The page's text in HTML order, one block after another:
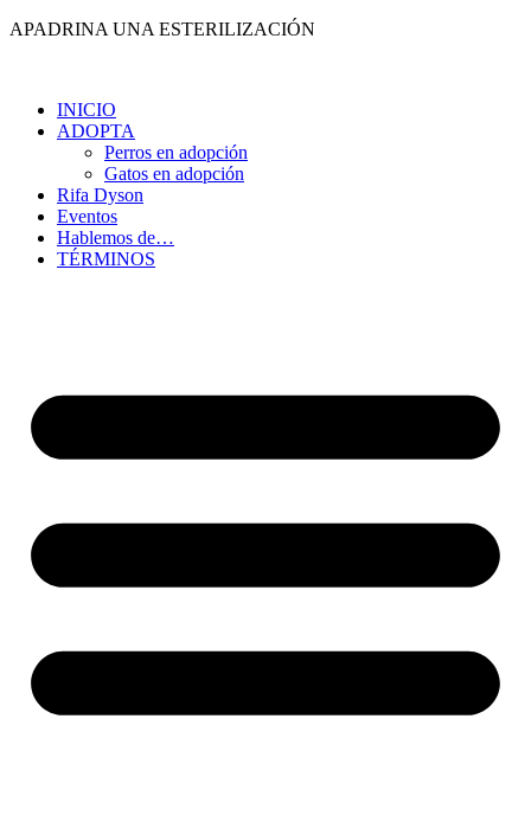
Ir
APADRINA UNA ESTERILIZACIÓN
INICIO
ADOPTA
Perros en adopción
Gatos en adopción
Rifa Dyson
Eventos
Hablemos de…
TÉRMINOS